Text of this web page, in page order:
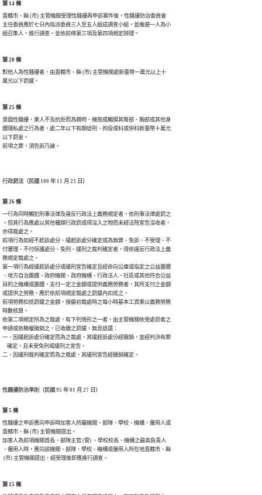
第 14 條
直轄市、縣 (市) 主管機關受理性騷擾再申訴案件後，性騷擾防治委員會
主任委員應於七日內指派委員三人至五人組成調查小組，並推選一人為小
組召集人，進行調查。並依前條第三項及第四項規定辦理。
第 20 條
對他人為性騷擾者，由直轄市、縣 (市) 主管機關處新臺幣一萬元以上十
萬元以下罰鍰。
第 25 條
意圖性騷擾，乘人不及抗拒而為親吻、擁抱或觸摸其臀部、胸部或其他身
體隱私處之行為者，處二年以下有期徒刑、拘役或科或併科新臺幣十萬元
以下罰金。
前項之罪，須告訴乃論。
行政罰法（民國 100 年 11 月 23 日）
第 26 條
一行為同時觸犯刑事法律及違反行政法上義務規定者，依刑事法律處罰之
。但其行為應處以其他種類行政罰或得沒入之物而未經法院宣告沒收者，
亦得裁處之。
前項行為如經不起訴處分、緩起訴處分確定或為無罪、免訴、不受理、不
付審理、不付保護處分、免刑、緩刑之裁判確定者，得依違反行政法上義
務規定裁處之。
第一項行為經緩起訴處分或緩刑宣告確定且經命向公庫或指定之公益團體
、地方自治團體、政府機關、政府機構、行政法人、社區或其他符合公益
目的之機構或團體，支付一定之金額或提供義務勞務者，其所支付之金額
或提供之勞務，應於依前項規定裁處之罰鍰內扣抵之。
前項勞務扣抵罰鍰之金額，按最初裁處時之每小時基本工資乘以義務勞務
時數核算。
依第二項規定所為之裁處，有下列情形之一者，由主管機關依受處罰者之
申請或依職權撤銷之，已收繳之罰鍰，無息退還：
一、因緩起訴處分確定而為之裁處，其緩起訴處分經撤銷，並經判決有罪
    確定，且未受免刑或緩刑之宣告。
二、因緩刑裁判確定而為之裁處，其緩刑宣告經撤銷確定。
性騷擾防治準則（民國 95 年 01 月 27 日）
第 5 條
性騷擾之申訴應向申訴時加害人所屬機關、部隊、學校、機構、僱用人或
直轄市、縣 (市) 主管機關提出。
加害人為前項機關首長、部隊主官 (管) 、學校校長、機構之最高負責人
、僱用人時，應向該機關、部隊、學校、機構或僱用人所在地直轄市、縣
(市) 主管機關提出，經受理後即應進行調查。
第 15 條